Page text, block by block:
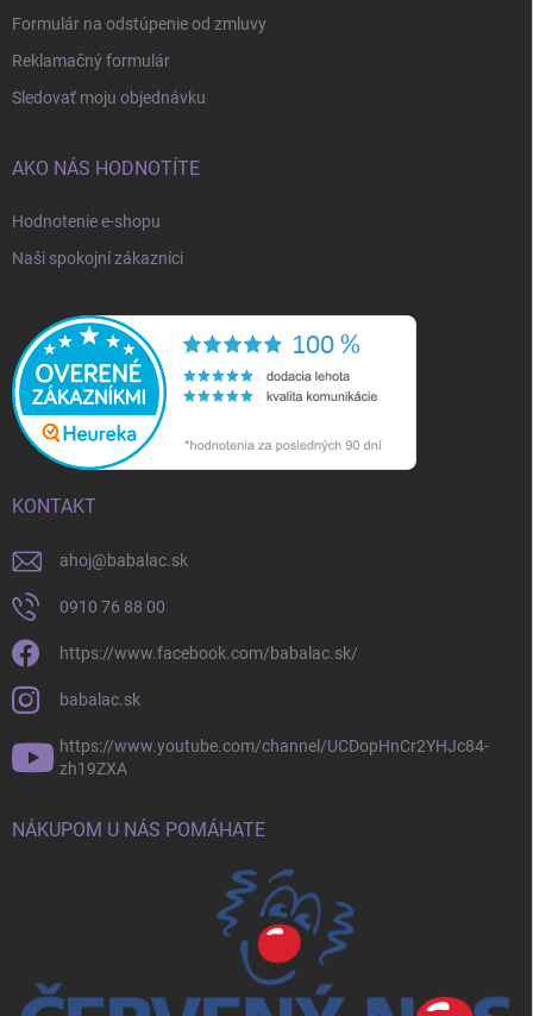
Formulár na odstúpenie od zmluvy
Reklamačný formulár
Sledovať moju objednávku
AKO NÁS HODNOTÍTE
Hodnotenie e-shopu
Naši spokojní zákazníci
KONTAKT
ahoj@babalac.sk
0910 76 88 00
https://www.facebook.com/babalac.sk/
babalac.sk
https://www.youtube.com/channel/UCDopHnCr2YHJc84-
zh19ZXA
NÁKUPOM U NÁS POMÁHATE